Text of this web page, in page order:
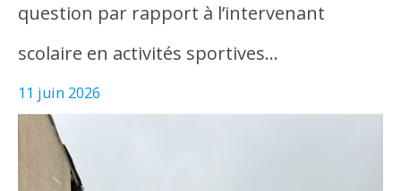
question par rapport à l’intervenant
scolaire en activités sportives…
11 juin 2026